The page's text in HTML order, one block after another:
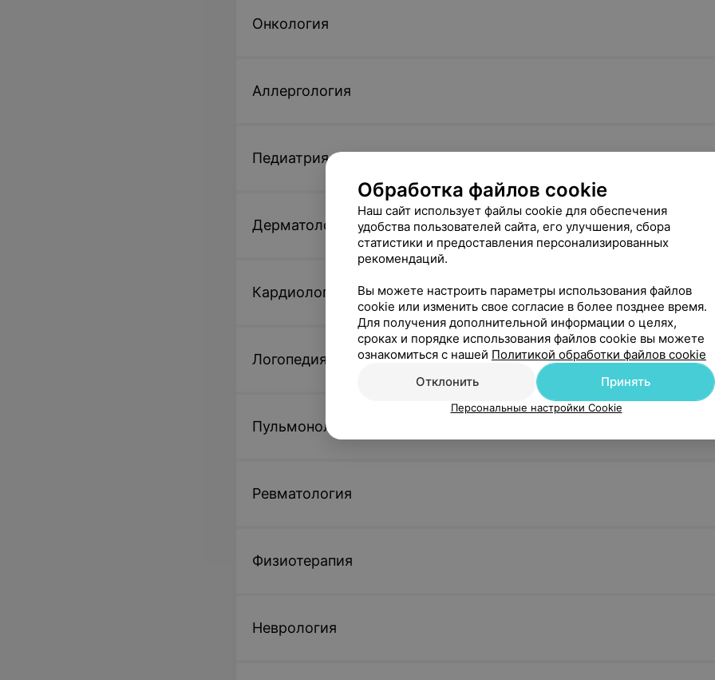
Онкология
Аллергология
Педиатрия
Дерматология
Кардиология
Логопедия
Пульмонология
Ревматология
Физиотерапия
Неврология
Обработка файлов cookie
Наш сайт использует файлы cookie для обеспечения
удобства пользователей сайта, его улучшения, сбора
статистики и предоставления персонализированных
рекомендаций.
Вы можете настроить параметры использования файлов
cookie или изменить свое согласие в более позднее время.
Для получения дополнительной информации о целях,
сроках и порядке использования файлов cookie вы можете
ознакомиться с нашей Политикой обработки файлов cookie
Отклонить
Принять
Персональные настройки Cookie